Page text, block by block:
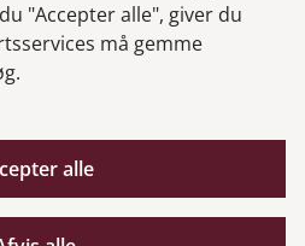
"Accepter alle", giver du
må gemme
alle